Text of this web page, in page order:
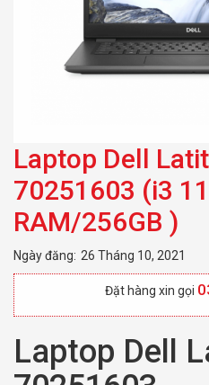
Laptop Dell
70251603 (i3
RAM/256GB )
Ngày đăng: 26 Tháng 10, 2021
Đặt hàng xin gọi
Laptop Dell